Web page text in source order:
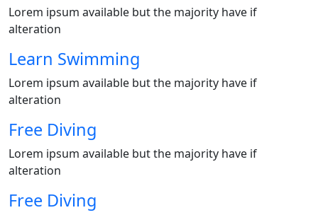
Lorem ipsum available but the majority have if
alteration
Learn Swimming
Lorem ipsum available but the majority have if
alteration
Free Diving
Lorem ipsum available but the majority have if
alteration
Free Diving